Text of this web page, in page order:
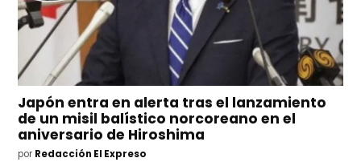
Japón entra en alerta tras el lanzamiento
de un misil balístico norcoreano en el
aniversario de Hiroshima
por Redacción El Expreso